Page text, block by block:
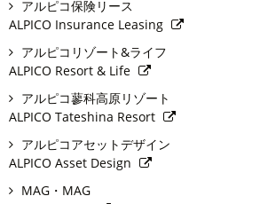
アルピコ保険リース
ALPICO Insurance Leasing
アルピコリゾート&ライフ
ALPICO Resort & Life
アルピコ蓼科高原リゾート
ALPICO Tateshina Resort
アルピコアセットデザイン
ALPICO Asset Design
MAG・MAG